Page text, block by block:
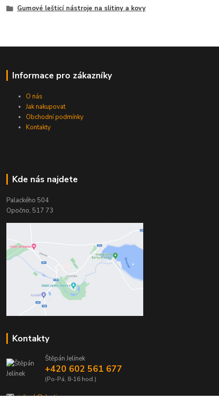
Gumové lešticí nástroje na slitiny a kovy
Informace pro zákazníky
O nás
Jak nakupovat
Obchodní podmínky
Kontakty
Kde nás najdete
Palackého 504
Opočno, 517 73
Kontakty
Štěpán Jelínek
+420 602 561 677
(Po-Pá, 8-16 hod.)
jelinek@dentia.cz